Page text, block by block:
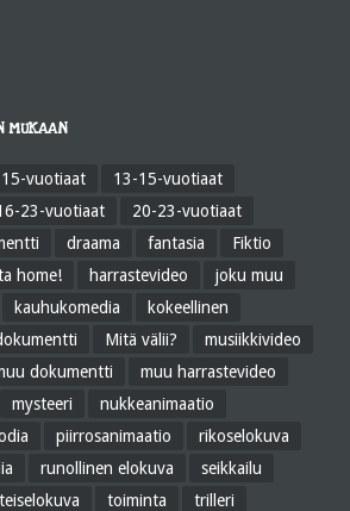
MUKAAN
vuotiaat
13-15-vuotiaat
23-vuotiaat
20-23-vuotiaat
draama fantasia
Fiktio
home! harrastevideo
joku muu
kauhukomedia
kokeellinen
Mitä välii?
musiikkivideo
dokumentti
muu harrastevideo
mysteeri
nukkeanimaatio
piirrosanimaatio
rikoselokuva
runollinen elokuva
seikkailu
toiminta
trilleri